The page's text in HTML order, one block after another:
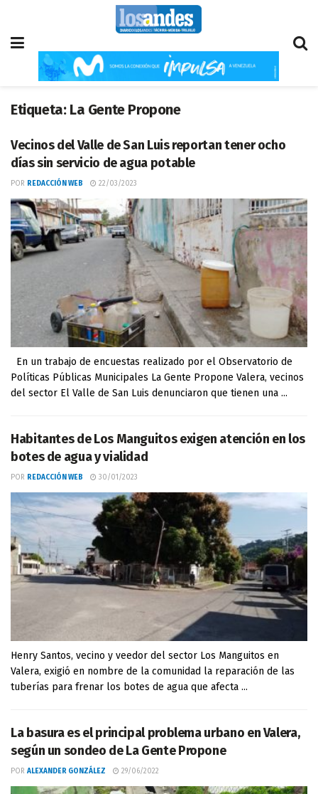
Etiqueta: La Gente Propone
Vecinos del Valle de San Luis reportan tener ocho
días sin servicio de agua potable
POR REDACCIÓN WEB 22/03/2023
En un trabajo de encuestas realizado por el Observatorio de
Políticas Públicas Municipales La Gente Propone Valera, vecinos
del sector El Valle de San Luis denunciaron que tienen una ...
Habitantes de Los Manguitos exigen atención en los
botes de agua y vialidad
POR REDACCIÓN WEB 30/01/2023
Henry Santos, vecino y veedor del sector Los Manguitos en
Valera, exigió en nombre de la comunidad la reparación de las
tuberías para frenar los botes de agua que afecta ...
La basura es el principal problema urbano en Valera,
según un sondeo de La Gente Propone
POR ALEXANDER GONZÁLEZ 29/06/2022